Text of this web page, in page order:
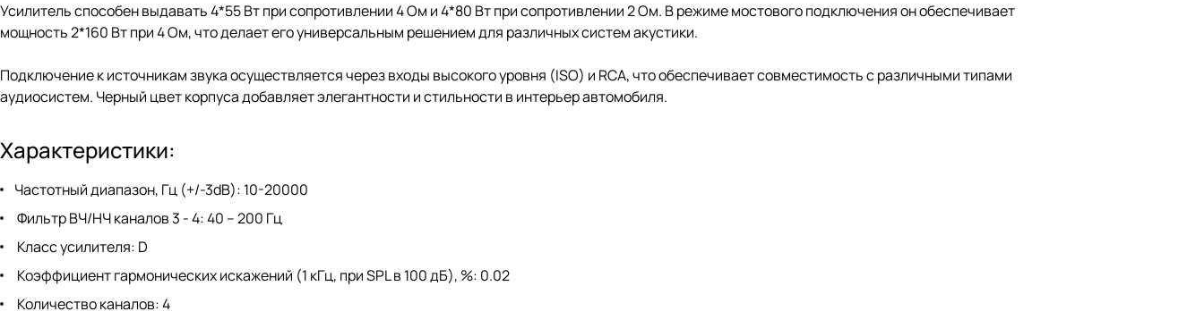
Усилитель способен выдавать 4*55 Вт при сопротивлении 4 Ом и 4*80 Вт при сопротивлении 2 Ом. В режиме мостового подключения он обеспечивает
мощность 2*160 Вт при 4 Ом, что делает его универсальным решением для различных систем акустики.
Подключение к источникам звука осуществляется через входы высокого уровня (ISO) и RCA, что обеспечивает совместимость с различными типами
аудиосистем. Черный цвет корпуса добавляет элегантности и стильности в интерьер автомобиля.
Характеристики:
Частотный диапазон, Гц (+/-3dB): 10-20000
Фильтр ВЧ/НЧ каналов 3 - 4: 40 – 200 Гц
Класс усилителя: D
Коэффициент гармонических искажений (1 кГц, при SPL в 100 дБ), %: 0.02
Количество каналов: 4